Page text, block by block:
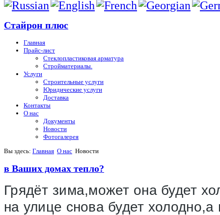
Стайрон плюс
Главная
Прайс-лист
Стеклопластиковая арматура
Стройматериалы.
Услуги
Строительные услуги
Юридические услуги
Доставка
Контакты
О нас
Документы
Новости
Фотогалерея
Вы здесь: Главная О нас Новости
в Ваших домах тепло?
Грядёт зима,может она будет
на улице снова будет